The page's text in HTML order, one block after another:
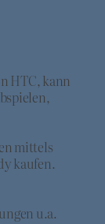
HTC, kann
mittels
kaufen.
u.a.